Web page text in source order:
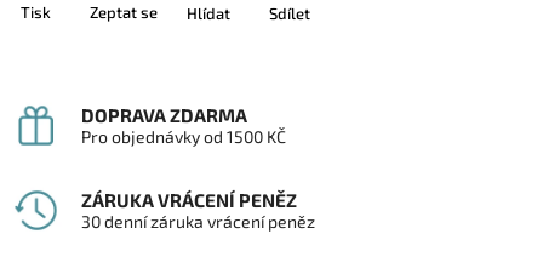
Tisk Zeptat se Hlídat Sdílet
DOPRAVA ZDARMA
Pro objednávky od 1500 KČ
ZÁRUKA VRÁCENÍ PENĚZ
30 denní záruka vrácení peněz